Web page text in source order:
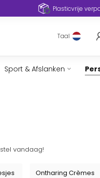
Plasticvrije
Taal
Sport & Afslanken
vandaag!
Ontharing Crèmes